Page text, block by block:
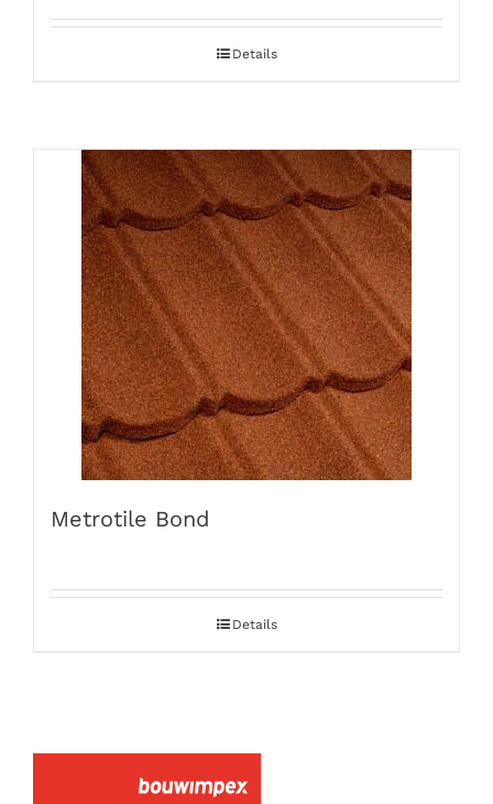
Details
Metrotile Bond
Details